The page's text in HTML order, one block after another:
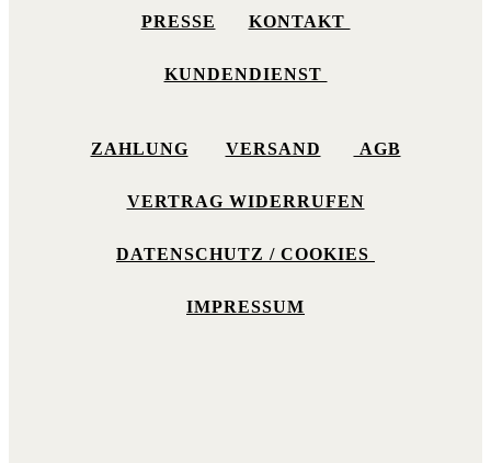
PRESSE KONTAKT
KUNDENDIENST
ZAHLUNG VERSAND AGB
VERTRAG WIDERRUFEN
DATENSCHUTZ / COOKIES
IMPRESSUM